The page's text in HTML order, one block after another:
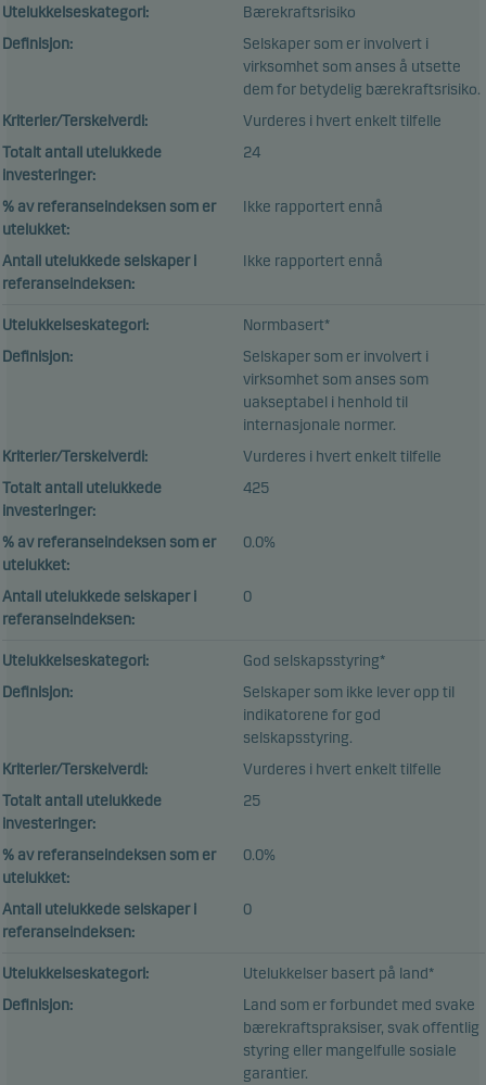
Utelukkelseskategori:
Bærekraftsrisiko
Definisjon:
Selskaper som er involvert i
virksomhet som anses å utsette
dem for betydelig bærekraftsrisiko.
Kriterier/Terskelverdi:
Vurderes i hvert enkelt tilfelle
Totalt antall utelukkede
investeringer:
24
% av referanseindeksen som er
utelukket:
Ikke rapportert ennå
Antall utelukkede selskaper i
referanseindeksen:
Ikke rapportert ennå
Utelukkelseskategori:
Normbasert*
Definisjon:
Selskaper som er involvert i
virksomhet som anses som
uakseptabel i henhold til
internasjonale normer.
Kriterier/Terskelverdi:
Vurderes i hvert enkelt tilfelle
Totalt antall utelukkede
investeringer:
425
% av referanseindeksen som er
utelukket:
0.0%
Antall utelukkede selskaper i
referanseindeksen:
0
Utelukkelseskategori:
God selskapsstyring*
Definisjon:
Selskaper som ikke lever opp til
indikatorene for god
selskapsstyring.
Kriterier/Terskelverdi:
Vurderes i hvert enkelt tilfelle
Totalt antall utelukkede
investeringer:
25
% av referanseindeksen som er
utelukket:
0.0%
Antall utelukkede selskaper i
referanseindeksen:
0
Utelukkelseskategori:
Utelukkelser basert på land*
Definisjon:
Land som er forbundet med svake
bærekraftspraksiser, svak offentlig
styring eller mangelfulle sosiale
garantier.